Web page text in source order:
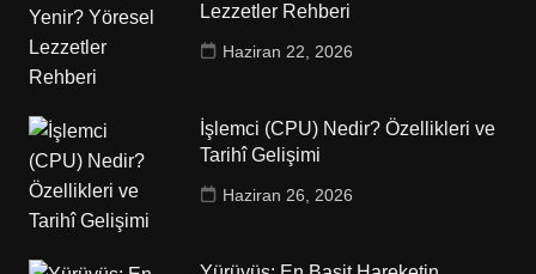
Lezzetler Rehberi
Haziran 22, 2026
İşlemci (CPU) Nedir? Özellikleri ve
Tarihî Gelişimi
Haziran 26, 2026